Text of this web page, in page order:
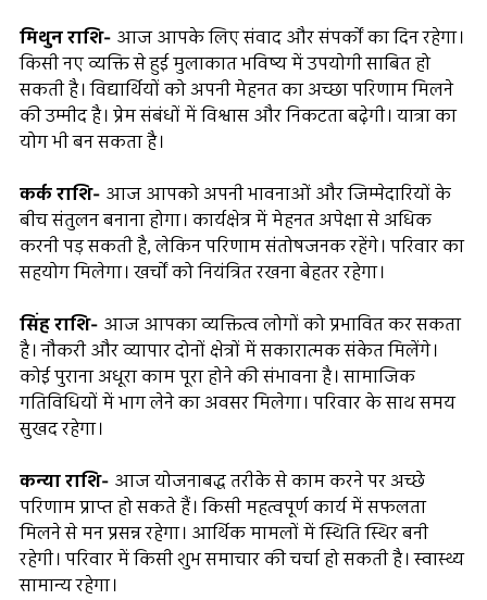
मिथुन राशि- आज आपके लिए संवाद और संपर्कों का दिन रहेगा।
किसी नए व्यक्ति से हुई मुलाकात भविष्य में उपयोगी साबित हो
सकती है। विद्यार्थियों को अपनी मेहनत का अच्छा परिणाम मिलने
की उम्मीद है। प्रेम संबंधों में विश्वास और निकटता बढ़ेगी। यात्रा का
योग भी बन सकता है।
कर्क राशि- आज आपको अपनी भावनाओं और जिम्मेदारियों के
बीच संतुलन बनाना होगा। कार्यक्षेत्र में मेहनत अपेक्षा से अधिक
करनी पड़ सकती है, लेकिन परिणाम संतोषजनक रहेंगे। परिवार का
सहयोग मिलेगा। खर्चों को नियंत्रित रखना बेहतर रहेगा।
सिंह राशि- आज आपका व्यक्तित्व लोगों को प्रभावित कर सकता
है। नौकरी और व्यापार दोनों क्षेत्रों में सकारात्मक संकेत मिलेंगे।
कोई पुराना अधूरा काम पूरा होने की संभावना है। सामाजिक
गतिविधियों में भाग लेने का अवसर मिलेगा। परिवार के साथ समय
सुखद रहेगा।
कन्या राशि- आज योजनाबद्ध तरीके से काम करने पर अच्छे
परिणाम प्राप्त हो सकते हैं। किसी महत्वपूर्ण कार्य में सफलता
मिलने से मन प्रसन्न रहेगा। आर्थिक मामलों में स्थिति स्थिर बनी
रहेगी। परिवार में किसी शुभ समाचार की चर्चा हो सकती है। स्वास्थ्य
सामान्य रहेगा।